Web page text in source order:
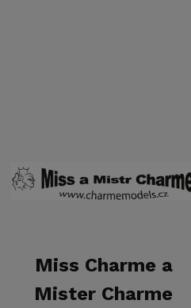
Miss Charme a
Mister Charme